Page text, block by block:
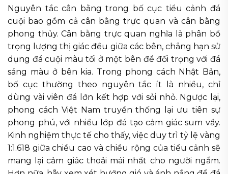
Nguyên tắc cân bằng trong bố cục tiểu cảnh đá
cuội bao gồm cả cân bằng trực quan và cân bằng
phong thủy. Cân bằng trực quan nghĩa là phân bổ
trọng lượng thị giác đều giữa các bên, chẳng hạn sử
dụng đá cuội màu tối ở một bên để đối trọng với đá
sáng màu ở bên kia. Trong phong cách Nhật Bản,
bố cục thường theo nguyên tắc ít là nhiều, chỉ
dùng vài viên đá lớn kết hợp với sỏi nhỏ. Ngược lại,
phong cách Việt Nam truyền thống lại ưu tiên sự
phong phú, với nhiều lớp đá tạo cảm giác sum vầy.
Kinh nghiệm thực tế cho thấy, việc duy trì tỷ lệ vàng
1:1.618 giữa chiều cao và chiều rộng của tiểu cảnh sẽ
mang lại cảm giác thoải mái nhất cho người ngắm.